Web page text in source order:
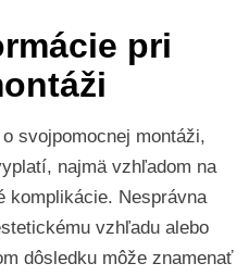
pri
o svojpomocnej montáži,
najmä vzhľadom na
komplikácie. Nesprávna
vzhľadu alebo
dôsledku môže znamenať